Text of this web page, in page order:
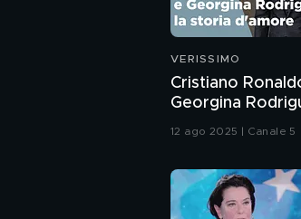
VERISSIMO
Cristiano
Georgina
storia d'amore
12 ago 2025 | Canale 5